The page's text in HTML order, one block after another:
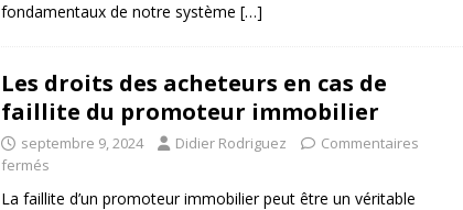
fondamentaux de notre système […]
Les droits des acheteurs en cas de
faillite du promoteur immobilier
septembre 9, 2024 Didier Rodriguez
Commentaires
fermés
La faillite d’un promoteur immobilier peut être un véritable